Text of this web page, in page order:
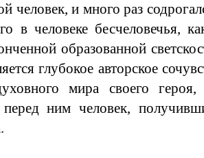
человек, и много раз
в человеке бесчеловечья,
образованной
глубокое авторское
мира своего
перед ним человек,